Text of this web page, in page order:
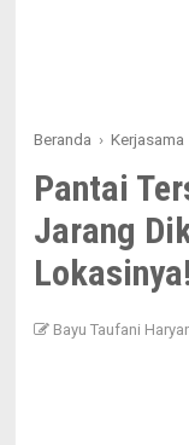
Beranda › Kerjasama
Pantai
Jarang
Lokasinya!
Bayu Taufani